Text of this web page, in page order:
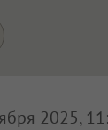
2025,